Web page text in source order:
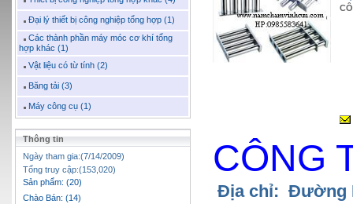
Đại lý thiết bị công nghiệp tổng hợp (1)
Các thành phần máy móc cơ khí tổng
hợp khác (1)
Vật liệu có từ tính (2)
Băng tải (3)
Máy công cụ (1)
Thông tin
Ngày tham gia:(7/14/2009)
Tổng truy cập:(153,020)
Sản phẩm: (20)
Chào Bán: (14)
CÔNG
Địa chỉ: Đường